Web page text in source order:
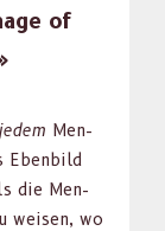
of
jedem Men­
Eben­bild
die Men­
weisen, wo